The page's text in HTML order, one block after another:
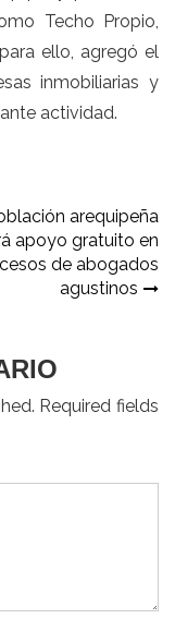
Techo Propio,
ello, agregó el
inmobiliarias y
actividad.
arequipeña
apoyo gratuito en
de abogados
agustinos
Required fields